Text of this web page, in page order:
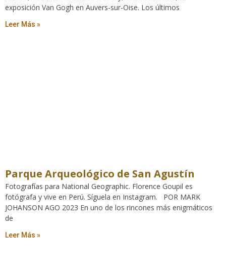
exposición Van Gogh en Auvers-sur-Oise. Los últimos
Leer Más »
Parque Arqueológico de San Agustín
Fotografías para National Geographic. Florence Goupil es
fotógrafa y vive en Perú. Síguela en Instagram. POR MARK
JOHANSON AGO 2023 En uno de los rincones más enigmáticos
de
Leer Más »